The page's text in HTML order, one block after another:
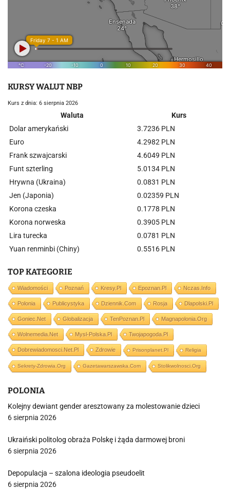
KURSY WALUT NBP
Kurs z dnia: 6 sierpnia 2026
Waluta
Kurs
Dolar amerykański
3.7236 PLN
Euro
4.2982 PLN
Frank szwajcarski
4.6049 PLN
Funt szterling
5.0134 PLN
Hrywna (Ukraina)
0.0831 PLN
Jen (Japonia)
0.02359 PLN
Korona czeska
0.1778 PLN
Korona norweska
0.3905 PLN
Lira turecka
0.0781 PLN
Yuan renminbi (Chiny)
0.5516 PLN
TOP KATEGORIE
Wiadomości Poznań Kresy.pl Epoznan.pl Nczas.info
Polonia Publicystyka Dziennik.com Rosja Dlapolski.pl
Goniec.net Globalizacja TenPoznan.pl Magnapolonia.org
Wolnemedia.net Mysl-Polska.pl Twojapogoda.pl
Dobrewiadomosci.net.pl Zdrowie Prisonplanet.pl Religia
Sekrety-Zdrowia.org Gazetawarszawska.com Stolikwolnosci.org
POLONIA
Kolejny dewiant gender aresztowany za molestowanie dzieci
6 sierpnia 2026
Ukraiński politolog obraża Polskę i żąda darmowej broni
6 sierpnia 2026
Depopulacja – szalona ideologia pseudoelit
6 sierpnia 2026